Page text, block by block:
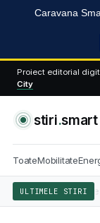
Caravana
Proiect editorial
City
stiri.smart
ToateMobilitate
ULTIMELE STIRI
artificială se